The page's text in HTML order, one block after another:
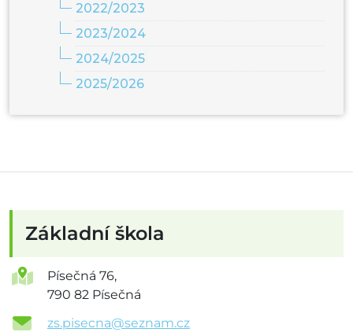
2022/2023
2023/2024
2024/2025
2025/2026
Základní škola
Písečná 76,
790 82 Písečná
zs.pisecna@seznam.cz